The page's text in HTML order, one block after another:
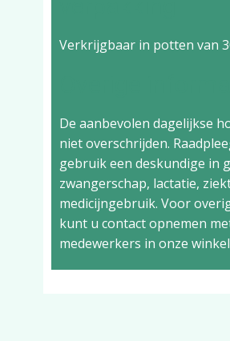
Verkrijgbaar in potten van
De aanbevolen dagelijkse
niet overschrijden.
gebruik een deskundige in
zwangerschap, lactatie,
medicijngebruik. Voor
kunt u contact opnemen
medewerkers in onze